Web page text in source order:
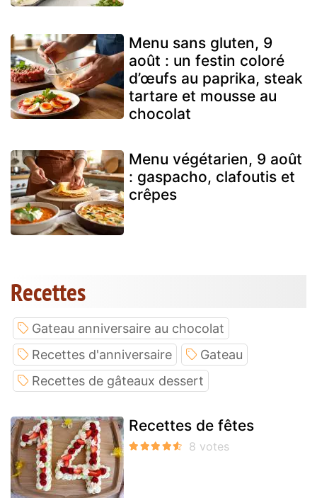
Menu sans gluten, 9
août : un festin coloré
d’œufs au paprika, steak
tartare et mousse au
chocolat
Menu végétarien, 9 août
: gaspacho, clafoutis et
crêpes
Recettes
Gateau anniversaire au chocolat
Recettes d'anniversaire
Gateau
Recettes de gâteaux dessert
Recettes de fêtes